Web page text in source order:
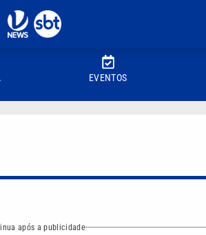
EVENTOS
após a publicidade